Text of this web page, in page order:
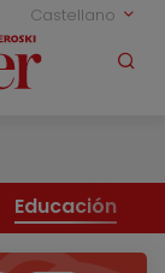
Castellano
Educación